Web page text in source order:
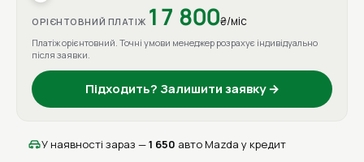
ОРІЄНТОВНИЙ ПЛАТІЖ 17 800₴/міс
Платіж орієнтовний. Точні умови менеджер розрахує індивідуально
після заявки.
Підходить? Залишити заявку →
У наявності зараз —1 650 авто Mazda у кредит